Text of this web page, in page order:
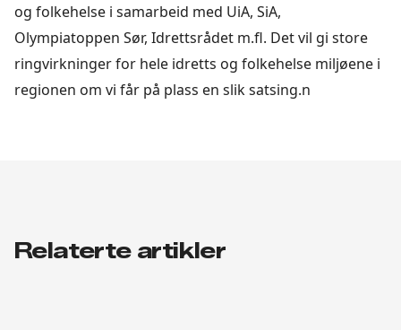
og folkehelse i samarbeid med UiA, SiA,
Olympiatoppen Sør, Idrettsrådet m.fl. Det vil gi store
ringvirkninger for hele idretts og folkehelse miljøene i
regionen om vi får på plass en slik satsing.n
Relaterte artikler